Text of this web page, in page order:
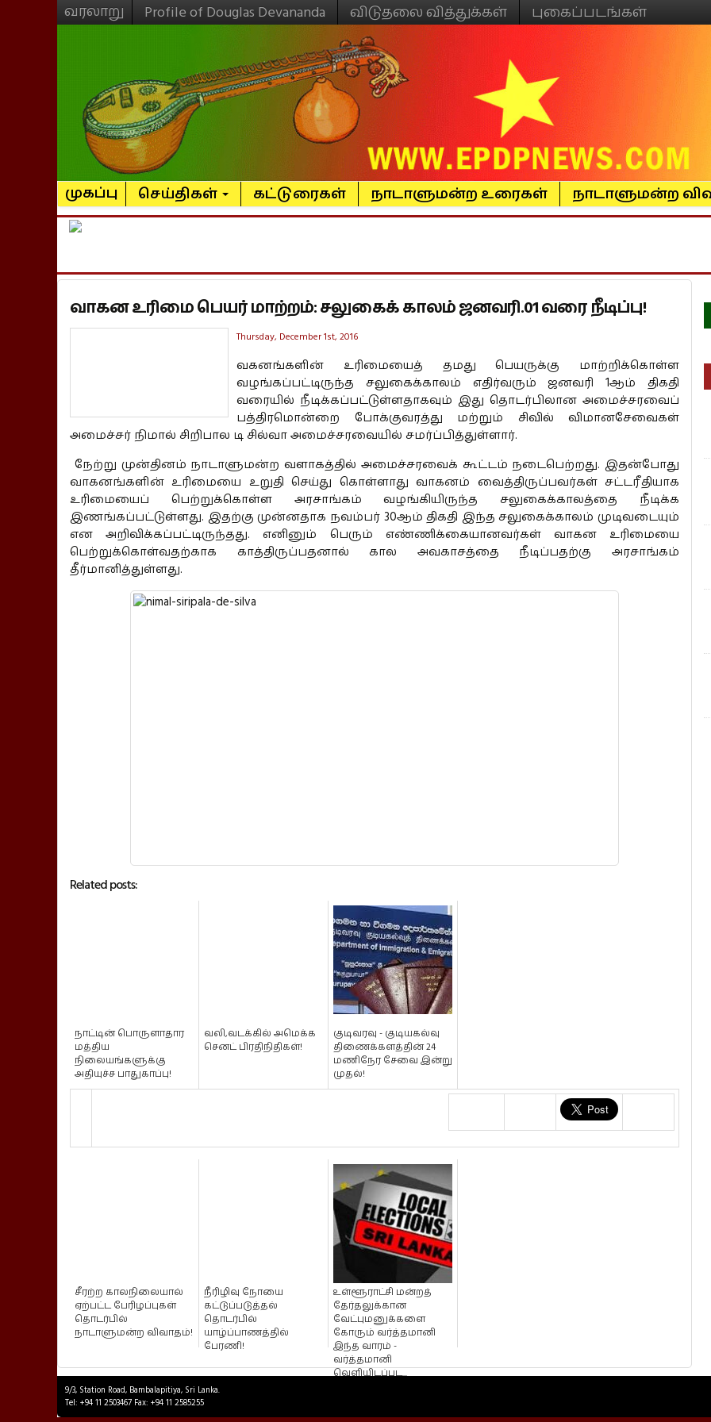
வரலாறு Profile of Douglas Devananda விடுதலை வித்துக்கள் புகைப்படங்கள்
முகப்பு செய்திகள் கட்டுரைகள் நாடாளுமன்ற உரைகள் நாடாளுமன்ற
வாகன உரிமை பெயர் மாற்றம்: சலுகைக் காலம் ஜனவரி.01 வரை நீடிப்பு!
Thursday, December 1st, 2016
வகனங்களின் உரிமையைத் தமது பெயருக்கு மாற்றிக்கொள்ள
வழங்கப்பட்டிருந்த சலுகைக்காலம் எதிர்வரும் ஜனவரி 1ஆம் திகதி
வரையில் நீடிக்கப்பட்டுள்ளதாகவும் இது தொடர்பிலான அமைச்சரவைப்
பத்திரமொன்றை போக்குவரத்து மற்றும் சிவில் விமானசேவைகள்
அமைச்சர் நிமால் சிறிபால டி சில்வா அமைச்சரவையில் சமர்ப்பித்துள்ளார்.
நேற்று முன்தினம் நாடாளுமன்ற வளாகத்தில் அமைச்சரவைக் கூட்டம் நடைபெற்றது. இதன்போது
வாகனங்களின் உரிமையை உறுதி செய்து கொள்ளாது வாகனம் வைத்திருப்பவர்கள் சட்டரீதியாக
உரிமையைப் பெற்றுக்கொள்ள அரசாங்கம் வழங்கியிருந்த சலுகைக்காலத்தை நீடிக்க
இணங்கப்பட்டுள்ளது. இதற்கு முன்னதாக நவம்பர் 30ஆம் திகதி இந்த சலுகைக்காலம் முடிவடையும்
என அறிவிக்கப்பட்டிருந்தது. எனினும் பெரும் எண்ணிக்கையானவர்கள் வாகன உரிமையை
பெற்றுக்கொள்வதற்காக காத்திருப்பதனால் கால அவகாசத்தை நீடிப்பதற்கு அரசாங்கம்
தீர்மானித்துள்ளது.
Related posts:
நாட்டின் பொருளாதார
மத்திய
நிலையங்களுக்கு
அதியுச்ச பாதுகாப்பு!
வலி,வடக்கில் அமெக்க
செனட் பிரதிநிதிகள்!
குடிவரவு - குடியகல்வு
திணைக்களத்தின் 24
மணிநேர சேவை இன்று
முதல்!
சீரற்ற காலநிலையால்
ஏற்பட்ட பேரிழப்புகள்
தொடர்பில்
நாடாளுமன்ற விவாதம்!
நீரிழிவு நோயை
கட்டுப்படுத்தல்
தொடர்பில்
யாழ்ப்பாணத்தில்
பேரணி!
உள்ளூராட்சி மன்றத்
தேர்தலுக்கான
வேட்புமனுக்களை
கோரும் வர்த்தமானி
இந்த வாரம் -
வர்த்தமானி
வெளியிடப்பட...
9/3, Station Road, Bambalapitiya, Sri Lanka.
Tel: +94 11 2503467 Fax: +94 11 2585255